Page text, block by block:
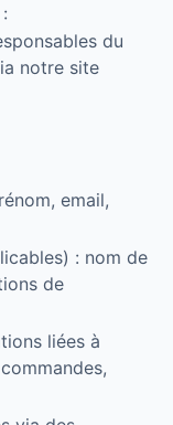
du
notre site
email,
: nom de
de
liées à